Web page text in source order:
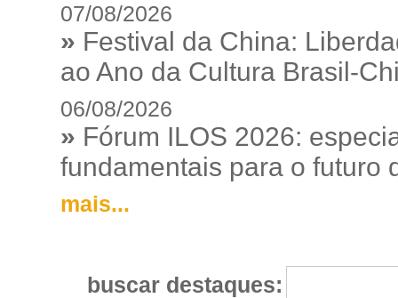
07/08/2026
» Festival da China:
ao Ano da Cultura Brasil-
06/08/2026
» Fórum ILOS 2026:
fundamentais para o futuro
mais...
buscar destaques: